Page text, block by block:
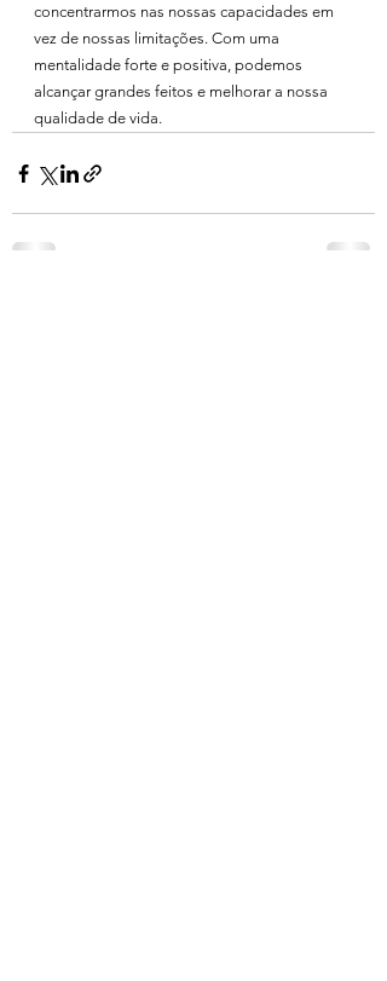
concentrarmos nas nossas capacidades em
vez de nossas limitações. Com uma
mentalidade forte e positiva, podemos
alcançar grandes feitos e melhorar a nossa
qualidade de vida.